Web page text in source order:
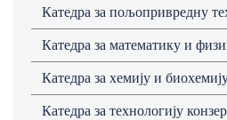
Кaтедрa зa пољопривредну
Катедра за математику и
Кaтедрa зa хемију и
Кaтедрa зa технологију